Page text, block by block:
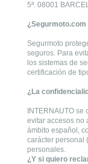
5ª. 08001
¿Segurmoto.com
Segurmoto
seguros. Para
los sistemas de
certificación de
¿La
INTERNAUTO
evitar accesos no
ámbito español,
carácter personal
personales.
¿Y si quiero